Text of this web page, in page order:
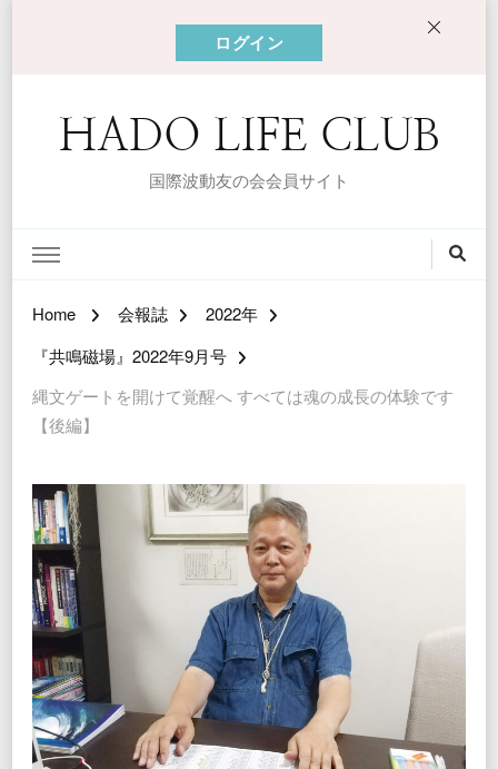
ログイン
HADO LIFE CLUB
国際波動友の会会員サイト
Home 会報誌
2022年
『共鳴磁場』2022年9月号
縄文ゲートを開けて覚醒へ すべては魂の成長の体験です
【後編】